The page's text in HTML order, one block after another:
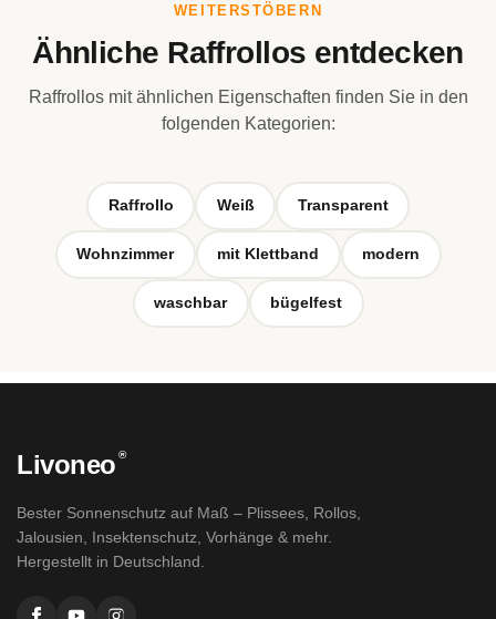
WEITERSTÖBERN
Ähnliche Raffrollos entdecken
Raffrollos mit ähnlichen Eigenschaften finden Sie in den
folgenden Kategorien:
Raffrollo Weiß Transparent
Wohnzimmer mit Klettband modern
waschbar bügelfest
Livoneo ®
Bester Sonnenschutz auf Maß – Plissees, Rollos,
Jalousien, Insektenschutz, Vorhänge & mehr.
Hergestellt in Deutschland.